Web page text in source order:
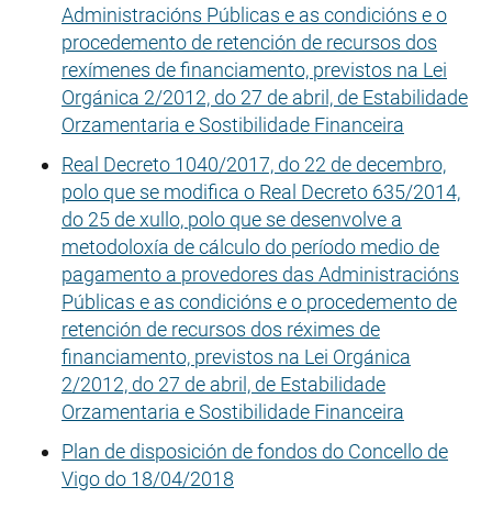
Administracións Públicas e as condicións e o
procedemento de retención de recursos dos
rexímenes de financiamento, previstos na Lei
Orgánica 2/2012, do 27 de abril, de Estabilidade
Orzamentaria e Sostibilidade Financeira
Real Decreto 1040/2017, do 22 de decembro,
polo que se modifica o Real Decreto 635/2014,
do 25 de xullo, polo que se desenvolve a
metodoloxía de cálculo do período medio de
pagamento a provedores das Administracións
Públicas e as condicións e o procedemento de
retención de recursos dos réximes de
financiamento, previstos na Lei Orgánica
2/2012, do 27 de abril, de Estabilidade
Orzamentaria e Sostibilidade Financeira
Plan de disposición de fondos do Concello de
Vigo do 18/04/2018